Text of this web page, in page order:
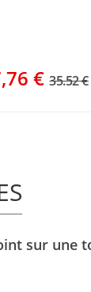
€ 35.52 €
sur une